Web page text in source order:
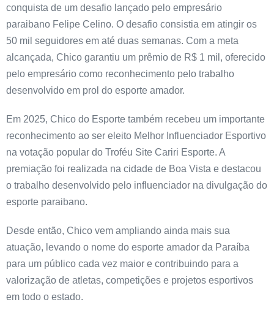
conquista de um desafio lançado pelo empresário
paraibano Felipe Celino. O desafio consistia em atingir os
50 mil seguidores em até duas semanas. Com a meta
alcançada, Chico garantiu um prêmio de R$ 1 mil, oferecido
pelo empresário como reconhecimento pelo trabalho
desenvolvido em prol do esporte amador.
Em 2025, Chico do Esporte também recebeu um importante
reconhecimento ao ser eleito Melhor Influenciador Esportivo
na votação popular do Troféu Site Cariri Esporte. A
premiação foi realizada na cidade de Boa Vista e destacou
o trabalho desenvolvido pelo influenciador na divulgação do
esporte paraibano.
Desde então, Chico vem ampliando ainda mais sua
atuação, levando o nome do esporte amador da Paraíba
para um público cada vez maior e contribuindo para a
valorização de atletas, competições e projetos esportivos
em todo o estado.